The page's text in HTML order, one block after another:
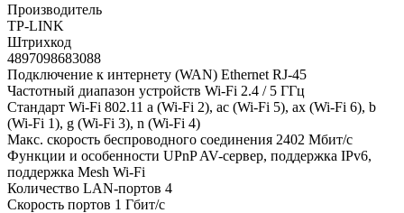
Производитель
TP-LINK
Штрихкод
4897098683088
Подключение к интернету (WAN) Ethernet RJ-45
Частотный диапазон устройств Wi-Fi 2.4 / 5 ГГц
Стандарт Wi-Fi 802.11 a (Wi-Fi 2), ac (Wi-Fi 5), ax (Wi-Fi 6), b
(Wi-Fi 1), g (Wi-Fi 3), n (Wi-Fi 4)
Макс. скорость беспроводного соединения 2402 Мбит/с
Функции и особенности UPnP AV-сервер, поддержка IPv6,
поддержка Mesh Wi-Fi
Количество LAN-портов 4
Скорость портов 1 Гбит/с